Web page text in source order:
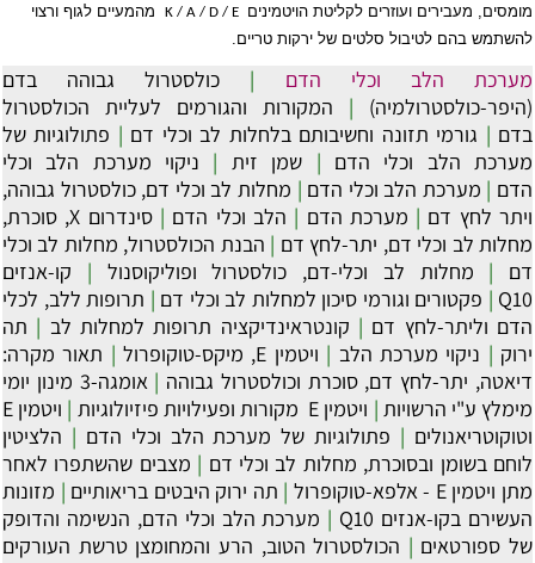
מומסים, מעבירים ועוזרים לקליטת הויטמינים
K / A / D / E
מהמעיים לגוף ורצוי
להשתמש בהם לטיבול סלטים של ירקות טריים.
מערכת הלב וכלי הדם | כולסטרול גבוהה בדם
(היפר-כולסטרולמיה) | המקורות והגורמים לעליית הכולסטרול
בדם | גורמי תזונה וחשיבותם בלחלות לב וכלי דם | פתולוגיות של
מערכת הלב וכלי הדם | שמן זית | ניקוי מערכת הלב וכלי
הדם | מערכת הלב וכלי הדם | מחלות לב וכלי דם, כולסטרול גבוהה,
ויתר לחץ דם | מערכת הדם | הלב וכלי הדם |
סינדרום X, סוכרת,
מחלות לב וכלי דם, יתר-לחץ דם | הבנת הכולסטרול, מחלות לב וכלי
דם | מחלות לב וכלי-דם, כולסטרול ופוליקוסנול | קו-אנזים
Q10
| פקטורים וגורמי סיכון למחלות לב וכלי דם | תרופות ללב, לכלי
הדם וליתר-לחץ דם | קונטראינדיקציה תרופות למחלות לב | תה
ירוק | ניקוי מערכת הלב | ויטמין E, מיקס-טוקופרול | תאור מקרה:
דיאטה, יתר-לחץ דם, סוכרת וכולסטרול גבוהה |
אומגה-3 מינון יומי
מימלץ ע"י הרשויות | ‏ויטמין E מקורות ופעילויות פיזיולוגיות |
ויטמין E
וטוקוטריאנולים | פתולוגיות של מערכת הלב וכלי הדם | הלציטין
לוחם בשומן ובסוכרת, מחלות לב וכלי דם | מצבים שהשתפרו לאחר
מתן ויטמין E - אלפא-טוקופרול
| תה ירוק היבטים בריאותיים | מזונות
העשירם בקו-אנזים Q10
| מערכת הלב וכלי הדם, הנשימה והדופק
של ספורטאים | הכולסטרול הטוב, הרע והמחומצן טרשת העורקים